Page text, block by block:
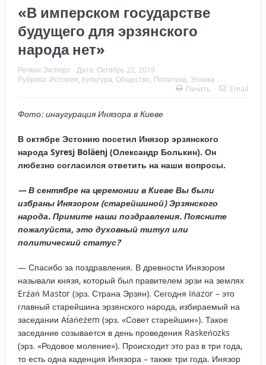
«В имперском государстве
будущего для эрзянского
народа нет»
Регион.Эксперт Дата: Октябрь 22, 2019
Рубрика: История Культура Общество Политика Этника
Печать
Email
Фото: инаугурация Инязора в Киеве
В октябре Эстонию посетил Инязор эрзянского
народа Syresj Boläenj (Олександр Болькин). Он
любезно согласился ответить на наши вопросы.
— В сентябре на церемонии в Киеве Вы были
избраны Инязором (старейшиной) Эрзянского
народа. Примите наши поздравления. Поясните
пожалуйста, это духовный титул или
политический статус?
— Спасибо за поздравления. В древности Инязором
называли князя, который был правителем эрзи на землях
Erźań Mastor (эрз. Страна Эрзян). Сегодня Ińazor – это
главный старейшина эрзянского народа, избираемый на
заседании At́ańeźem (эрз. «Совет старейшин»). Такое
заседание созывается в день проведения Raskeńozks
(эрз. «Родовое моление»). Происходит это раз в три года,
то есть одна каденция Инязора – также три года. Инязор